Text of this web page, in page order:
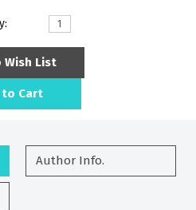
Wish List
to Cart
Author Info.